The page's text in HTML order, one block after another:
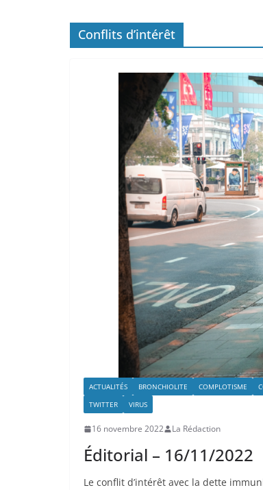
Conflits d’intérêt
ACTUALITÉS BRONCHIOLITE COMPLOTISME
TWITTER
VIRUS
16 novembre 2022 La Rédaction
Éditorial – 16/11/2022
Le conflit d’intérêt avec la dette